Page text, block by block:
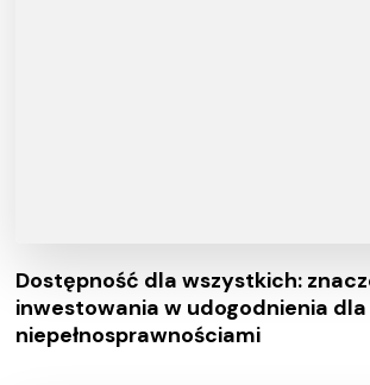
Dostępność dla wszystkich:
inwestowania w udogodnienia dla
niepełnosprawnościami